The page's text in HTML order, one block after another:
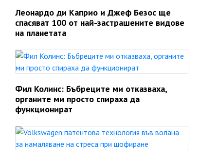
Леонардо ди Каприо и Джеф Безос ще
спасяват 100 от най-застрашените видове
на планетата
Фил Колинс: Бъбреците ми отказваха,
органите ми просто спираха да
функционират